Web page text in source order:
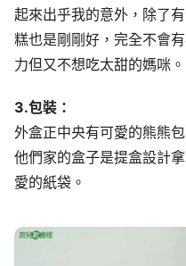
起來出乎我的意外，除了
糕也是剛剛好，完全不會
力但又不想吃太甜的媽咪。
3.包裝：
外盒正中央有可愛的熊熊
他們家的盒子是提盒設計
愛的紙袋。